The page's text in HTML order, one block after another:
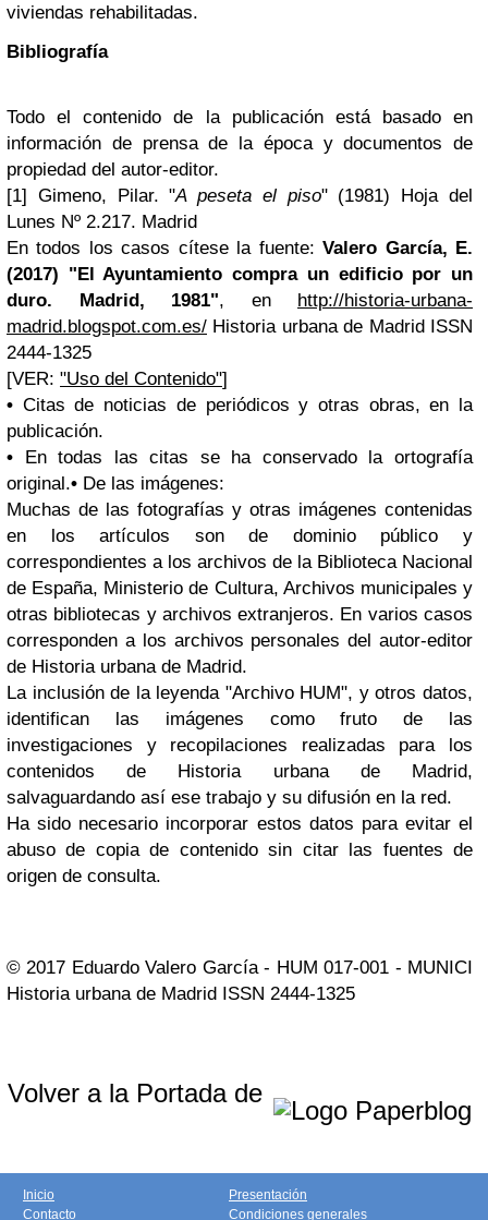
viviendas rehabilitadas.
Bibliografía
Todo el contenido de la publicación está basado en
información de prensa de la época y documentos de
propiedad del autor-editor.
[1] Gimeno, Pilar. "A peseta el piso" (1981) Hoja del
Lunes Nº 2.217. Madrid
En todos los casos cítese la fuente:Valero García, E.
(2017) "El Ayuntamiento compra un edificio por un
duro. Madrid, 1981", en http://historia-urbana-
madrid.blogspot.com.es/ Historia urbana de Madrid ISSN
2444-1325
[VER: "Uso del Contenido"]
• Citas de noticias de periódicos y otras obras, en la
publicación.
• En todas las citas se ha conservado la ortografía
original.• De las imágenes:
Muchas de las fotografías y otras imágenes contenidas
en los artículos son de dominio público y
correspondientes a los archivos de la Biblioteca Nacional
de España, Ministerio de Cultura, Archivos municipales y
otras bibliotecas y archivos extranjeros. En varios casos
corresponden a los archivos personales del autor-editor
de Historia urbana de Madrid.
La inclusión de la leyenda "Archivo HUM", y otros datos,
identifican las imágenes como fruto de las
investigaciones y recopilaciones realizadas para los
contenidos de Historia urbana de Madrid,
salvaguardando así ese trabajo y su difusión en la red.
Ha sido necesario incorporar estos datos para evitar el
abuso de copia de contenido sin citar las fuentes de
origen de consulta.
© 2017 Eduardo Valero García - HUM 017-001 - MUNICI
Historia urbana de Madrid ISSN 2444-1325
Volver a la Portada de
Inicio
Contacto
Presentación
Condiciones generales